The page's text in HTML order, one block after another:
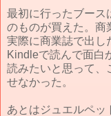
最初に行ったブース
のものが買えた。商
実際に商業誌で出し
Kindleで読んで面白
読みたいと思って、
せなかった。
あとはジュエルペッ